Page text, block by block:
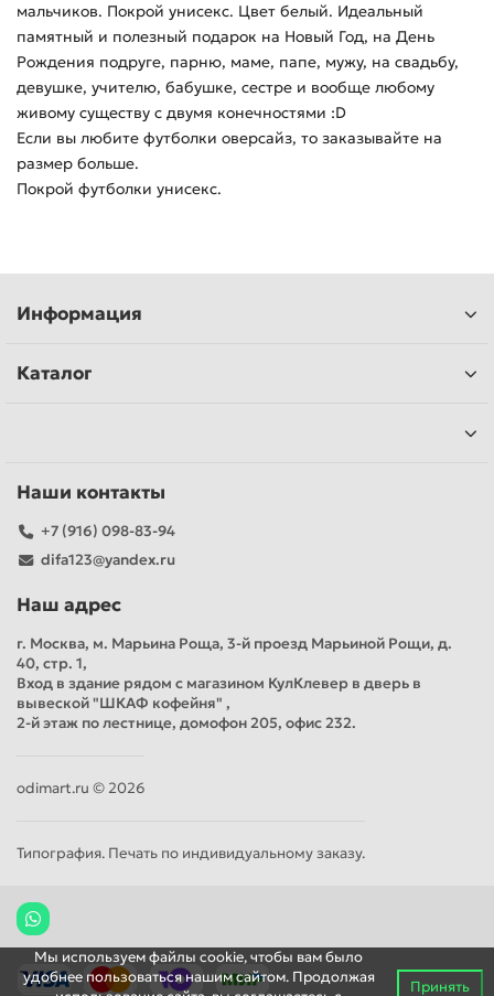
мальчиков. Покрой унисекс. Цвет белый. Идеальный
памятный и полезный подарок на Новый Год, на День
Рождения подруге, парню, маме, папе, мужу, на свадьбу,
девушке, учителю, бабушке, сестре и вообще любому
живому существу с двумя конечностями :D
Если вы любите футболки оверсайз, то заказывайте на
размер больше.
Покрой футболки унисекс.
Информация
Каталог
Наши контакты
+7 (916) 098-83-94
difa123@yandex.ru
Наш адрес
г. Москва, м. Марьина Роща, 3-й проезд Марьиной Рощи, д.
40, стр. 1,
Вход в здание рядом с магазином КулКлевер в дверь в
вывеской "ШКАФ кофейня" ,
2-й этаж по лестнице, домофон 205, офис 232.
odimart.ru © 2026
Типография. Печать по индивидуальному заказу.
Мы используем файлы cookie, чтобы вам было
удобнее пользоваться нашим сайтом. Продолжая
Принять